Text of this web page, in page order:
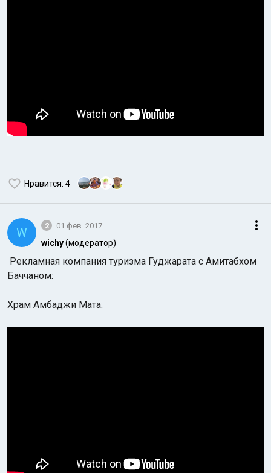
Нравится: 4
W 2 01 фев. 2017
wichy(модератор)
Рекламная компания туризма Гуджарата с Амитабхом
Баччаном:
Храм Амбаджи Мата: